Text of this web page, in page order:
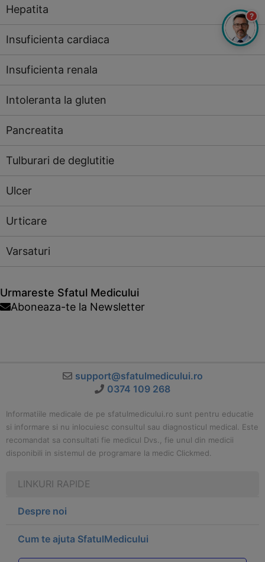
Hepatita
Insuficienta cardiaca
Insuficienta renala
Intoleranta la gluten
Pancreatita
Tulburari de deglutitie
Ulcer
Urticare
Varsaturi
Urmareste Sfatul Medicului
Aboneaza-te la Newsletter
support@sfatulmedicului.ro
0374 109 268
Informatiile medicale de pe sfatulmedicului.ro sunt pentru educatie
si informare si nu inlocuiesc consultul sau diagnosticul medical. Este
recomandat sa consultati fie medicul Dvs., fie unul din medicii
disponibili in sistemul de programare la medic Clickmed.
LINKURI RAPIDE
Despre noi
Cum te ajuta SfatulMedicului
?